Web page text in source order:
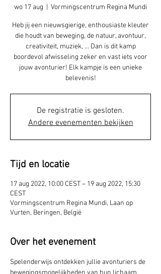
wo 17 aug Vormingscentrum Regina Mundi
Heb jij een nieuwsgierige, enthousiaste kleuter
die houdt van beweging, de natuur, avontuur,
creativiteit, muziek, … Dan is dit kamp
boordevol afwisseling zeker en vast iets voor
jouw avonturier! Elk kampje is een unieke
belevenis!
De registratie is gesloten.
Andere evenementen bekijken
Tijd en locatie
17 aug 2022, 10:00 CEST – 19 aug 2022, 15:30
CEST
Vormingscentrum Regina Mundi, Laan op
Vurten, Beringen, België
Over het evenement
Spelenderwijs ontdekken jullie avonturiers de